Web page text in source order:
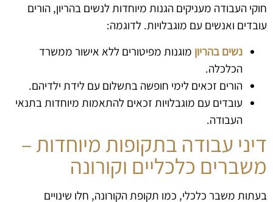
חוקי העבודה מעניקים הגנות מיוחדות לנשים בהריון, הורים
עובדים ואנשים עם מוגבלויות. לדוגמה:
נשים בהריון מוגנות מפיטורים ללא אישור ממשרד
הכלכלה.
הורים זכאים לימי חופשה בתשלום עם לידת ילדיהם.
עובדים עם מוגבלויות זכאים להתאמות מיוחדות בתנאי
העבודה.
דיני עבודה בתקופות מיוחדות –
משברים כלכליים וקורונה
בעתות משבר כלכלי, כמו תקופת הקורונה, חלו שינויים